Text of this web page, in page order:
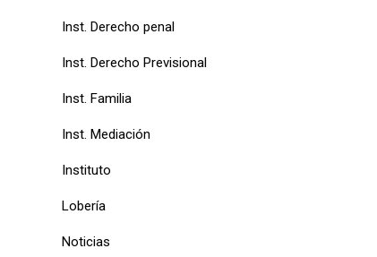
Inst. Derecho penal
Inst. Derecho Previsional
Inst. Familia
Inst. Mediación
Instituto
Lobería
Noticias